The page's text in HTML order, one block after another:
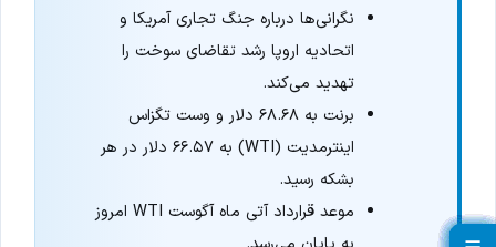
نگرانی‌ها درباره جنگ تجاری آمریکا و
اتحادیه اروپا رشد تقاضای سوخت را
تهدید می‌کند.
برنت به ۶۸.۶۸ دلار و وست تگزاس
اینترمدیت (WTI) به ۶۶.۵۷ دلار در هر
بشکه رسید.
موعد قرارداد آتی ماه آگوست WTI امروز